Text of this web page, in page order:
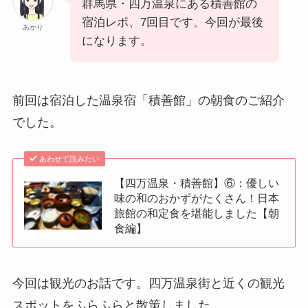
あかり
群馬県・四万温泉にある積善館の
宿泊レポ、7回目です。今回が最後
になります。
前回は宿泊した温泉宿「積善館」の朝食のご紹介
でした。
あわせて読みたい
【四万温泉・積善館】⑥：優しい
味の和のおかずがたくさん！日本
旅館の和定食を堪能しました【朝
食編】
今回は観光のお話です。四万温泉街と近くの観光
スポットをふらふらと散策しました。